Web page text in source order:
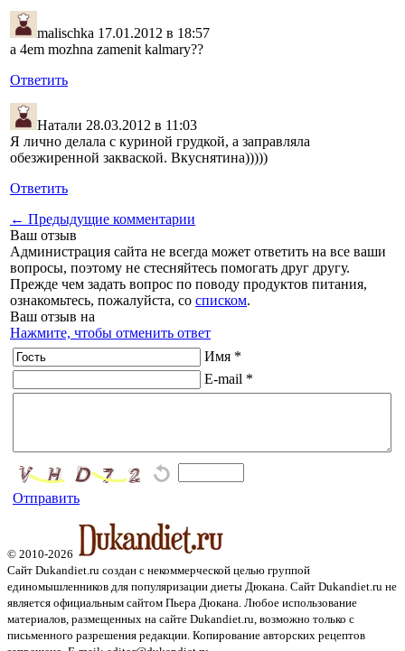
malischka 17.01.2012 в 18:57
a 4em mozhna zamenit kalmary??
Ответить
Натали 28.03.2012 в 11:03
Я лично делала с куриной грудкой, а заправляла
обезжиренной закваской. Вкуснятина)))))
Ответить
← Предыдущие комментарии
Ваш отзыв
Администрация сайта не всегда может ответить на все ваши
вопросы, поэтому не стесняйтесь помогать друг другу.
Прежде чем задать вопрос по поводу продуктов питания,
ознакомьтесь, пожалуйста, со списком.
Ваш отзыв на
Нажмите, чтобы отменить ответ
Имя *
E-mail *
Отправить
© 2010-2026
Сайт Dukandiet.ru создан с некоммерческой целью группой
единомышленников для популяризации диеты Дюкана. Сайт Dukandiet.ru не
является официальным сайтом Пьера Дюкана. Любое использование
материалов, размещенных на сайте Dukandiet.ru, возможно только с
письменного разрешения редакции. Копирование авторских рецептов